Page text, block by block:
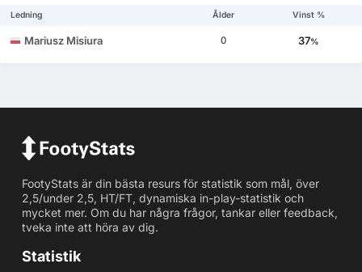
Ledning Ålder Vinst %
Mariusz Misiura 0 37%
FootyStats är din bästa resurs för statistik som mål, över
2,5/under 2,5, HT/FT, dynamiska in-play-statistik och
mycket mer. Om du har några frågor, tankar eller feedback,
tveka inte att höra av dig.
Statistik